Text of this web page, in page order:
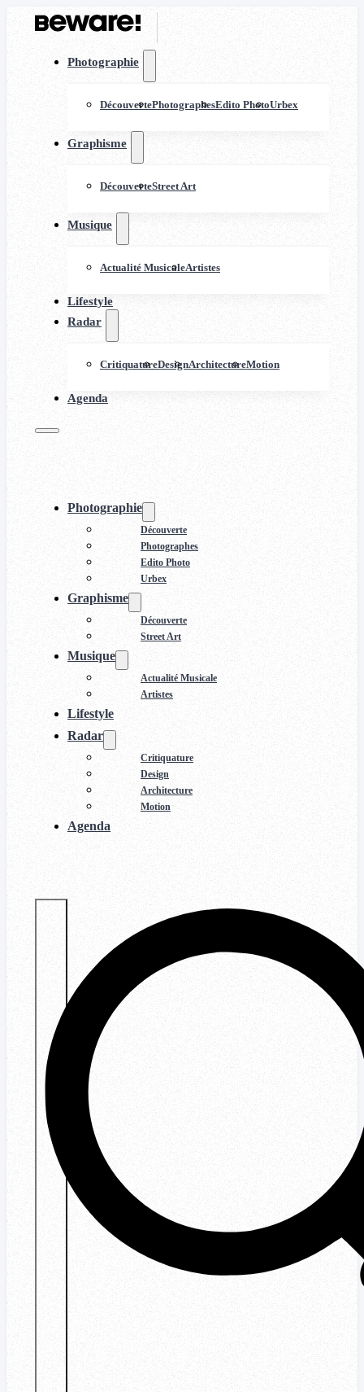
Photographie
DécouvertePhotographesEdito PhotoUrbex
Graphisme
DécouverteStreet Art
Musique
Actualité MusicaleArtistes
Lifestyle
Radar
CritiquatureDesignArchitectureMotion
Agenda
Photographie
Découverte
Photographes
Edito Photo
Urbex
Graphisme
Découverte
Street Art
Musique
Actualité Musicale
Artistes
Lifestyle
Radar
Critiquature
Design
Architecture
Motion
Agenda